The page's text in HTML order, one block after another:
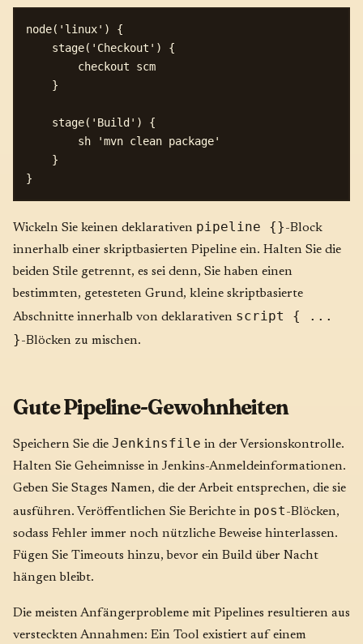
node('linux') {
    stage('Checkout') {
        checkout scm
    }
    stage('Build') {
        sh 'mvn clean package'
    }
Wickeln Sie keinen deklarativen pipeline {}-Block
innerhalb einer skriptbasierten Pipeline ein. Halten Sie die
beiden Stile getrennt, es sei denn, Sie haben einen
bestimmten, getesteten Grund, kleine skriptbasierte
Abschnitte innerhalb von deklarativen script { ...
}-Blöcken zu mischen.
Gute Pipeline-Gewohnheiten
Speichern Sie die Jenkinsfile in der Versionskontrolle.
Halten Sie Geheimnisse in Jenkins-Anmeldeinformationen.
Geben Sie Stages Namen, die der Arbeit entsprechen, die sie
ausführen. Veröffentlichen Sie Berichte in post-Blöcken,
sodass Fehler immer noch nützliche Beweise hinterlassen.
Fügen Sie Timeouts hinzu, bevor ein Build über Nacht
hängen bleibt.
Die meisten Anfängerprobleme mit Pipelines resultieren aus
versteckten Annahmen: Ein Tool existiert auf einem